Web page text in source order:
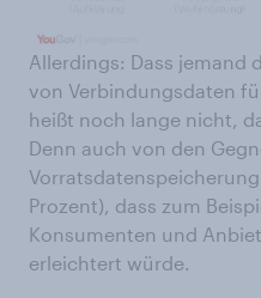
Allerdings: Dass jemand
von Verbindungsdaten
heißt noch lange nicht,
Denn auch von den
Prozent), dass zum
Konsumenten und
erleichtert würde.